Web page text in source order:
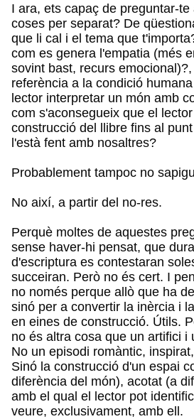
I ara, ets capaç de preguntar-
coses per separat? De
que li cal i el tema que
com es genera l'empatia (més
sovint bast, recurs
referència a la condició
lector interpretar un món amb
com s'aconsegueix que el
construcció del llibre fins al
l'està fent amb nosaltres?
Probablement tampoc no
No així, a partir del no-res.
Perquè moltes de aquestes
sense haver-hi pensat, que
d'escriptura es contestaran
succeiran. Però no és cert. I
no només perque allò que ha
sinó per a convertir la inèrcia i
en eines de construcció. Útils.
no és altra cosa que un artifici i
No un episodi romàntic,
Sinó la construcció d'un espai
diferència del món), acotat (a
amb el qual el lector pot
veure, exclusivament, amb ell.